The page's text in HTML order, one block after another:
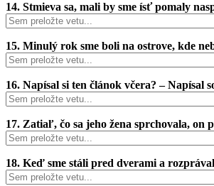
14. Stmieva sa, mali by sme ísť pomaly
15. Minulý rok sme boli na ostrove, kde
16. Napísal si ten článok včera? – Napísal
17. Zatiaľ, čo sa jeho žena sprchovala, on
18. Keď sme stáli pred dverami a